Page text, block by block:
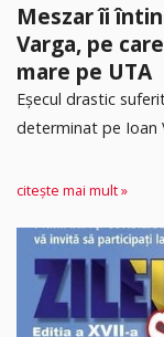
Meszar îi
Varga, pe
mare pe UTA
Eșecul drastic
determinat pe Ioan
citește mai mult »